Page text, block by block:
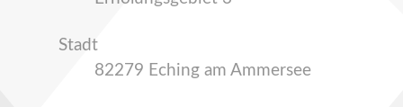
Stadt
82279 Eching am Ammersee